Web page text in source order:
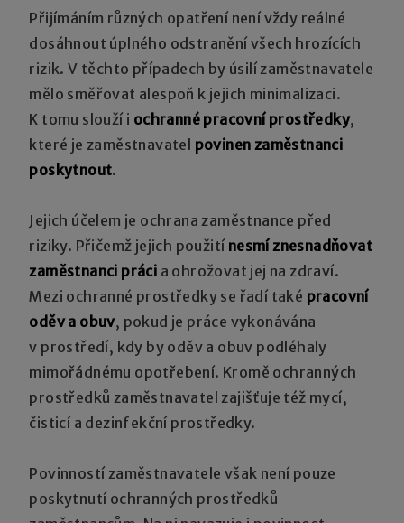
Přijímáním různých opatření není vždy reálné
dosáhnout úplného odstranění všech hrozících
rizik. V těchto případech by úsilí zaměstnavatele
mělo směřovat alespoň k jejich minimalizaci.
K tomu slouží i ochranné pracovní prostředky,
které je zaměstnavatel povinen zaměstnanci
poskytnout.
Jejich účelem je ochrana zaměstnance před
riziky. Přičemž jejich použití nesmí znesnadňovat
zaměstnanci práci a ohrožovat jej na zdraví.
Mezi ochranné prostředky se řadí také pracovní
oděv a obuv, pokud je práce vykonávána
v prostředí, kdy by oděv a obuv podléhaly
mimořádnému opotřebení. Kromě ochranných
prostředků zaměstnavatel zajišťuje též mycí,
čisticí a dezinfekční prostředky.
Povinností zaměstnavatele však není pouze
poskytnutí ochranných prostředků